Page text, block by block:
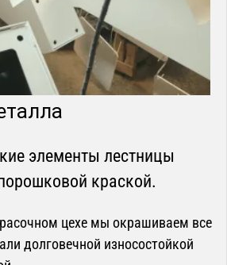
элементы лестницы
краской.
цехе мы окрашиваем все
долговечной износостойкой